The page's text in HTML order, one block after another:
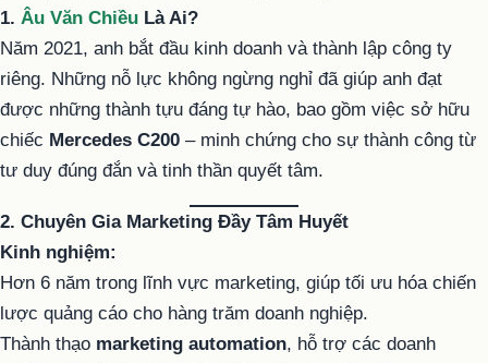
1. Âu Văn Chiều Là Ai?
Năm 2021, anh bắt đầu kinh doanh và thành lập công ty
riêng. Những nỗ lực không ngừng nghỉ đã giúp anh đạt
được những thành tựu đáng tự hào, bao gồm việc sở hữu
chiếc Mercedes C200 – minh chứng cho sự thành công từ
tư duy đúng đắn và tinh thần quyết tâm.
2. Chuyên Gia Marketing Đầy Tâm Huyết
Kinh nghiệm:
Hơn 6 năm trong lĩnh vực marketing, giúp tối ưu hóa chiến
lược quảng cáo cho hàng trăm doanh nghiệp.
Thành thạo marketing automation, hỗ trợ các doanh